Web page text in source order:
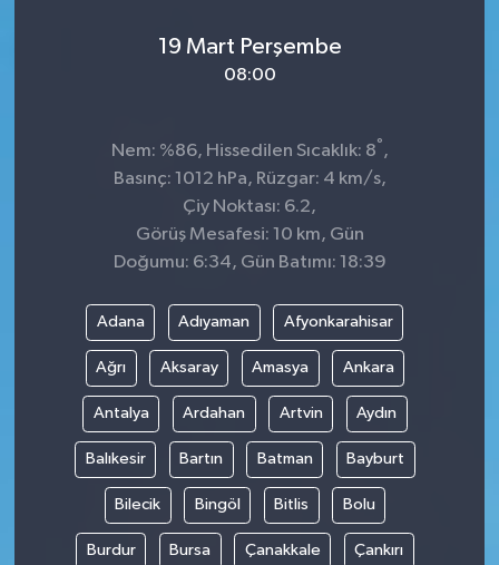
19 Mart Perşembe
08:00
Nem: %86, Hissedilen Sıcaklık: 8° ,
Basınç: 1012 hPa, Rüzgar: 4 km/s,
Çiy Noktası: 6.2,
Görüş Mesafesi: 10 km, Gün
Doğumu: 6:34, Gün Batımı: 18:39
Adana Adıyaman Afyonkarahisar
Ağrı Aksaray Amasya Ankara
Antalya Ardahan Artvin Aydın
Balıkesir Bartın Batman Bayburt
Bilecik Bingöl Bitlis Bolu
Burdur Bursa Çanakkale Çankırı